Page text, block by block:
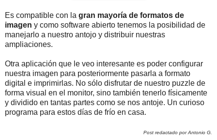
Es compatible con la gran mayoría de formatos de
imagen y como software abierto tenemos la posibilidad de
manejarlo a nuestro antojo y distribuir nuestras
ampliaciones.
Otra aplicación que le veo interesante es poder configurar
nuestra imagen para posteriormente pasarla a formato
digital e imprimirlas. No sólo disfrutar de nuestro puzzle de
forma visual en el monitor, sino también tenerlo físicamente
y dividido en tantas partes como se nos antoje. Un curioso
programa para estos días de frío en casa.
Post redactado por Antonio G.